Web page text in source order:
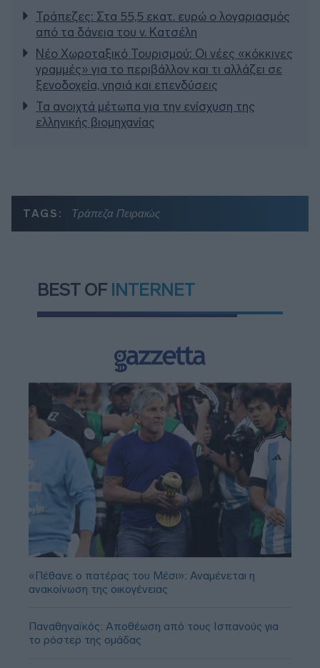
Τράπεζες: Στα 55,5 εκατ. ευρώ ο λογαριασμός
από τα δάνεια του ν. Κατσέλη
Νέο Χωροταξικό Τουρισμού: Οι νέες «κόκκινες
γραμμές» για το περιβάλλον και τι αλλάζει σε
ξενοδοχεία, νησιά και επενδύσεις
Τα ανοιχτά μέτωπα για την ενίσχυση της
ελληνικής βιομηχανίας
TAGS: Τράπεζα Πειραιώς
BEST OF INTERNET
«Πέθανε ο πατέρας του Μέσι»: Αναμένεται η
ανακοίνωση της οικογένειας
Παναθηναϊκός: Αποθέωση από τους Ισπανούς για
το ρόστερ της ομάδας